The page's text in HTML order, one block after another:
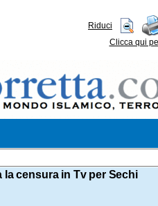
Riduci
Clicca qui
la censura in Tv per Sechi